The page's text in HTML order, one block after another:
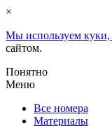
×
Мы используем куки,
сайтом.
Понятно
Меню
Все номера
Материалы